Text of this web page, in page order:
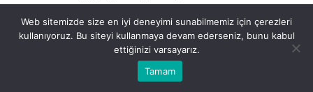
bu durum, kişinin cinsellik ile ilgili karmaşık
duygularını yansıtıyor olabilir. Hayal dünyamızda
cinsellik ve mahremiyet sıkça karşıtlık oluşturan
Bu web sitesinde en iyi deneyimi yaşamanızı sağlamak
Hesabım
0
Web sitemizde size en iyi deneyimi sunabilmemiz için çerezleri
kullanıyoruz. Bu siteyi kullanmaya devam ederseniz, bunu kabul
ettiğinizi varsayarız.
Tamam